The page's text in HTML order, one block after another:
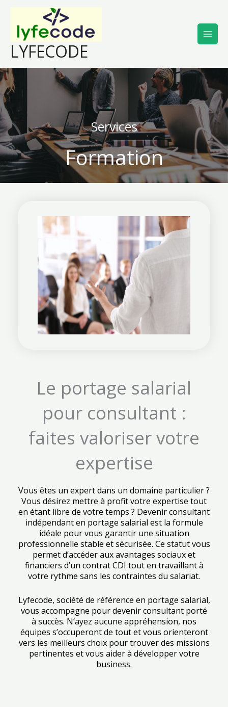
contenu
LYFECODE
Services
Formation
Le portage salarial
pour consultant :
faites valoriser votre
expertise
Vous êtes un expert dans un domaine particulier ?
Vous désirez mettre à profit votre expertise tout
en étant libre de votre temps ? Devenir consultant
indépendant en portage salarial est la formule
idéale pour vous garantir une situation
professionnelle stable et sécurisée. Ce statut vous
permet d’accéder aux avantages sociaux et
financiers d’un contrat CDI tout en travaillant à
votre rythme sans les contraintes du salariat.
Lyfecode, société de référence en portage salarial,
vous accompagne pour devenir consultant porté
à succès. N’ayez aucune appréhension, nos
équipes s’occuperont de tout et vous orienteront
vers les meilleurs choix pour trouver des missions
pertinentes et vous aider à développer votre
business.